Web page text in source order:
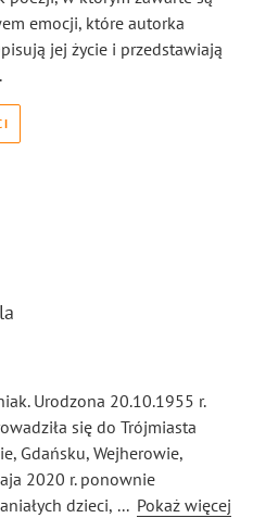
emocji, które autorka
jej życie i przedstawiają
Urodzona 20.10.1955 r.
się do Trójmiasta
Gdańsku, Wejherowie,
2020 r. ponownie
dzieci, które do dzisiaj
... Pokaż więcej